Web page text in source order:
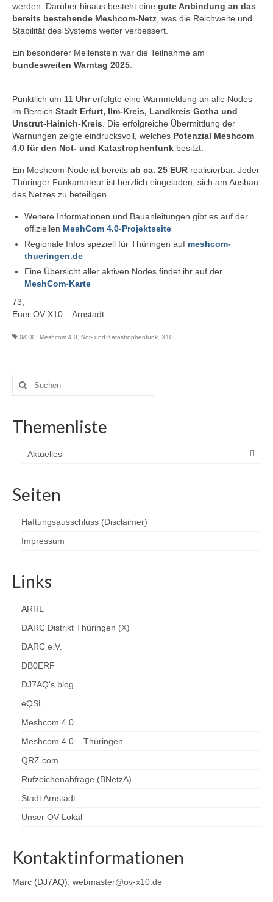
werden. Darüber hinaus besteht eine gute Anbindung an das
bereits bestehende Meshcom-Netz, was die Reichweite und
Stabilität des Systems weiter verbessert.
Ein besonderer Meilenstein war die Teilnahme am
bundesweiten Warntag 2025:
Pünktlich um 11 Uhrerfolgte eine Warnmeldung an alle Nodes
im Bereich Stadt Erfurt, Ilm-Kreis, Landkreis Gotha und
Unstrut-Hainich-Kreis. Die erfolgreiche Übermittlung der
Warnungen zeigte eindrucksvoll, welches Potenzial Meshcom
4.0 für den Not- und Katastrophenfunk besitzt.
Ein Meshcom-Node ist bereits ab ca. 25 EUR realisierbar. Jeder
Thüringer Funkamateur ist herzlich eingeladen, sich am Ausbau
des Netzes zu beteiligen.
Weitere Informationen und Bauanleitungen gibt es auf der
offiziellen MeshCom 4.0-Projektseite
Regionale Infos speziell für Thüringen auf meshcom-
thueringen.de
Eine Übersicht aller aktiven Nodes findet ihr auf der
MeshCom-Karte
73,
Euer OV X10 – Arnstadt
DM3XI, Meshcom 4.0, Not- und Katastrophenfunk, X10
Suchen
nach:
Themenliste
Aktuelles
Seiten
Haftungsausschluss (Disclaimer)
Impressum
Links
ARRL
DARC Distrikt Thüringen (X)
DARC e.V.
DB0ERF
DJ7AQ's blog
eQSL
Meshcom 4.0
Meshcom 4.0 – Thüringen
QRZ.com
Rufzeichenabfrage (BNetzA)
Stadt Arnstadt
Unser OV-Lokal
Kontaktinformationen
Marc (DJ7AQ): webmaster@ov-x10.de